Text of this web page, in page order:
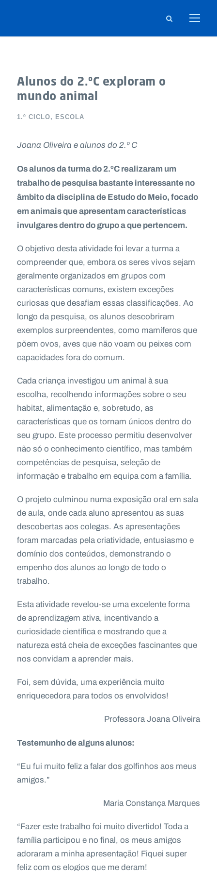
Alunos do 2.ºC exploram o
mundo animal
1.º CICLO, ESCOLA
Joana Oliveira e alunos do 2.º C
Os alunos da turma do 2.ºC realizaram um
trabalho de pesquisa bastante interessante no
âmbito da disciplina de Estudo do Meio, focado
em animais que apresentam características
invulgares dentro do grupo a que pertencem.
O objetivo desta atividade foi levar a turma a
compreender que, embora os seres vivos sejam
geralmente organizados em grupos com
características comuns, existem exceções
curiosas que desafiam essas classificações. Ao
longo da pesquisa, os alunos descobriram
exemplos surpreendentes, como mamíferos que
põem ovos, aves que não voam ou peixes com
capacidades fora do comum.
Cada criança investigou um animal à sua
escolha, recolhendo informações sobre o seu
habitat, alimentação e, sobretudo, as
características que os tornam únicos dentro do
seu grupo. Este processo permitiu desenvolver
não só o conhecimento científico, mas também
competências de pesquisa, seleção de
informação e trabalho em equipa com a família.
O projeto culminou numa exposição oral em sala
de aula, onde cada aluno apresentou as suas
descobertas aos colegas. As apresentações
foram marcadas pela criatividade, entusiasmo e
domínio dos conteúdos, demonstrando o
empenho dos alunos ao longo de todo o
trabalho.
Esta atividade revelou-se uma excelente forma
de aprendizagem ativa, incentivando a
curiosidade científica e mostrando que a
natureza está cheia de exceções fascinantes que
nos convidam a aprender mais.
Foi, sem dúvida, uma experiência muito
enriquecedora para todos os envolvidos!
Professora Joana Oliveira
Testemunho de alguns alunos:
“Eu fui muito feliz a falar dos golfinhos aos meus
amigos.”
Maria Constança Marques
“Fazer este trabalho foi muito divertido! Toda a
família participou e no final, os meus amigos
adoraram a minha apresentação! Fiquei super
feliz com os elogios que me deram!